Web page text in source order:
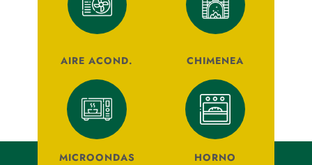
AIRE ACOND.
MICROONDAS
CHIMENEA
HORNO